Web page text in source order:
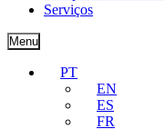
Serviços
Menu
PT
EN
ES
FR